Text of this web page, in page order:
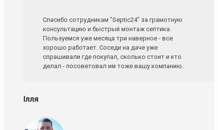
Спасибо сотрудникам "Septic24" за грамотную
консультацию и быстрый монтаж септика.
Пользуемся уже месяца три наверное - все
хорошо работает. Соседи на даче уже
спрашивали где покупал, сколько стоит и кто
делал - посоветовал им тоже вашу компанию.
Ілля